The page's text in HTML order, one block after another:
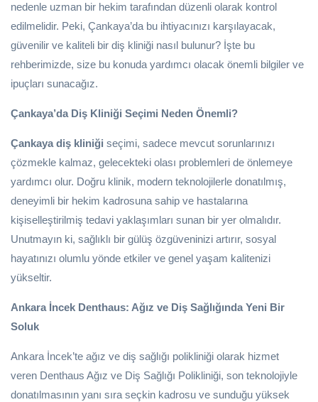
nedenle uzman bir hekim tarafından düzenli olarak kontrol
edilmelidir. Peki, Çankaya’da bu ihtiyacınızı karşılayacak,
güvenilir ve kaliteli bir diş kliniği nasıl bulunur? İşte bu
rehberimizde, size bu konuda yardımcı olacak önemli bilgiler ve
ipuçları sunacağız.
Çankaya’da Diş Kliniği Seçimi Neden Önemli?
Çankaya diş kliniği seçimi, sadece mevcut sorunlarınızı
çözmekle kalmaz, gelecekteki olası problemleri de önlemeye
yardımcı olur. Doğru klinik, modern teknolojilerle donatılmış,
deneyimli bir hekim kadrosuna sahip ve hastalarına
kişiselleştirilmiş tedavi yaklaşımları sunan bir yer olmalıdır.
Unutmayın ki, sağlıklı bir gülüş özgüveninizi artırır, sosyal
hayatınızı olumlu yönde etkiler ve genel yaşam kalitenizi
yükseltir.
Ankara İncek Denthaus: Ağız ve Diş Sağlığında Yeni Bir
Soluk
Ankara İncek’te ağız ve diş sağlığı polikliniği olarak hizmet
veren Denthaus Ağız ve Diş Sağlığı Polikliniği, son teknolojiyle
donatılmasının yanı sıra seçkin kadrosu ve sunduğu yüksek